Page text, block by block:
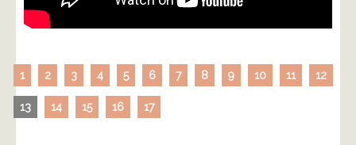
1 2 3 4 5 6 7 8 9 10 11 12
13 14 15 16 17